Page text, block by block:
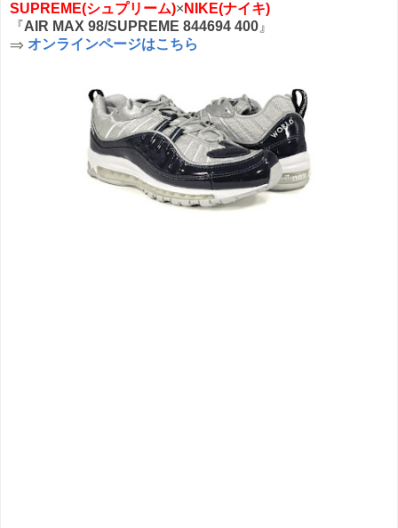
SUPREME(シュプリーム)× NIKE(ナイキ)
『AIR MAX 98/SUPREME 844694 400 』
⇒ オンラインページはこちら